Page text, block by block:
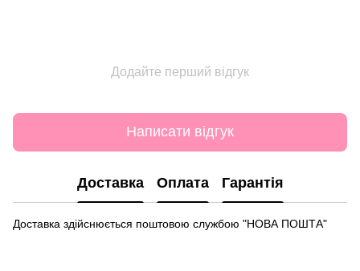
Додайте перший відгук
Написати відгук
Доставка Оплата Гарантія
Доставка здійснюється поштовою службою "НОВА ПОШТА"